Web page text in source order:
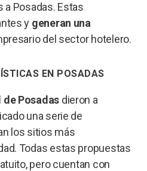
a Posadas. Estas
y generan una
del sector hotelero.
EN POSADAS
Posadas dieron a
una serie de
los sitios más
Todas estas propuestas
pero cuentan con